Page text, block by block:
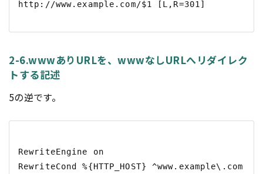
2-6.wwwありURLを、wwwなしURLへリダイレク
トする記述
5の逆です。
RewriteEngine on
RewriteCond %{HTTP_HOST} ^www.example\.com